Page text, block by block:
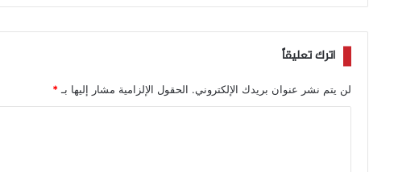
اترك تعليقاً
لن يتم نشر عنوان بريدك الإلكتروني. الحقول الإلزامية مشار إليها بـ *